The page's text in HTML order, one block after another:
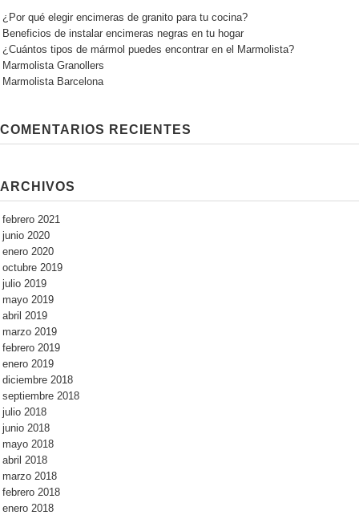
¿Por qué elegir encimeras de granito para tu cocina?
Beneficios de instalar encimeras negras en tu hogar
¿Cuántos tipos de mármol puedes encontrar en el Marmolista?
Marmolista Granollers
Marmolista Barcelona
COMENTARIOS RECIENTES
ARCHIVOS
febrero 2021
junio 2020
enero 2020
octubre 2019
julio 2019
mayo 2019
abril 2019
marzo 2019
febrero 2019
enero 2019
diciembre 2018
septiembre 2018
julio 2018
junio 2018
mayo 2018
abril 2018
marzo 2018
febrero 2018
enero 2018